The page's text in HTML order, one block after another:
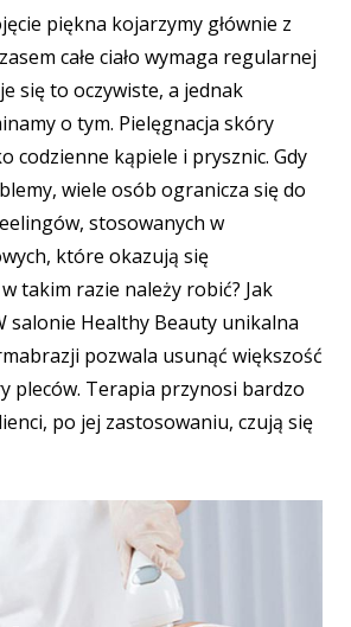
piękna kojarzymy głównie z
całe ciało wymaga regularnej
się to oczywiste, a jednak
o tym. Pielęgnacja skóry
codzienne kąpiele i prysznic. Gdy
wiele osób ogranicza się do
stosowanych w
które okazują się
takim razie należy robić? Jak
salonie Healthy Beauty unikalna
pozwala usunąć większość
pleców. Terapia przynosi bardzo
po jej zastosowaniu, czują się